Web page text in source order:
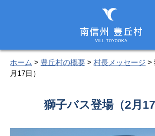
ホーム > 豊丘村の概要 > 村長メッセージ >
月17日）
獅子バス登場（2月17